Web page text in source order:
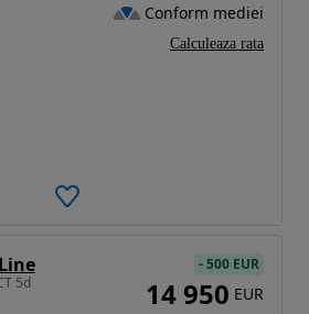
Conform mediei
Calculeaza rata
5d
-500 EUR
14 950 EUR